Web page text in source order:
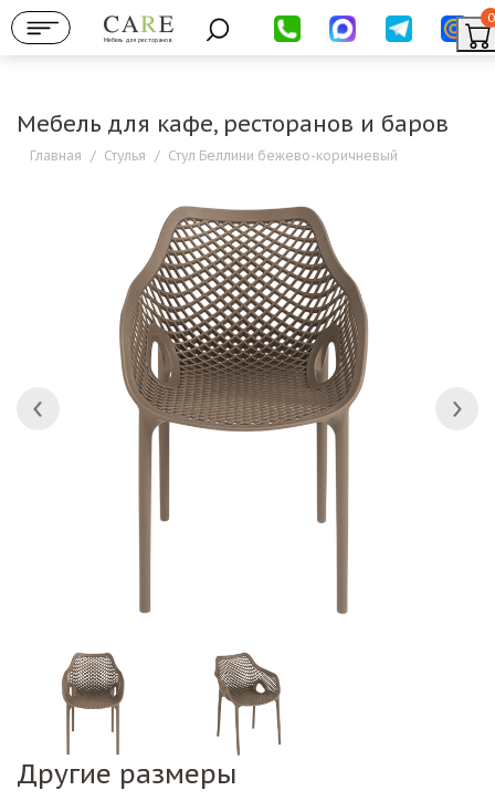
Мебель для ресторанов
0
Мебель для кафе, ресторанов и баров
Главная / Стулья / Стул Беллини бежево-коричневый
Другие размеры